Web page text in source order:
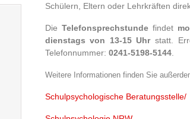
Schülern, Eltern oder Lehrkräften
Die Telefonsprechstundefindet
dienstags von 13-15 Uhrstatt.
Telefonnummer: 0241-5198-5144.
Weitere Informationen finden Sie
Schulpsychologische Beratungsstelle/